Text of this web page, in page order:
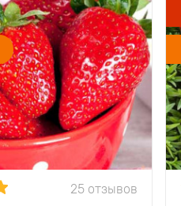
25 отзывов